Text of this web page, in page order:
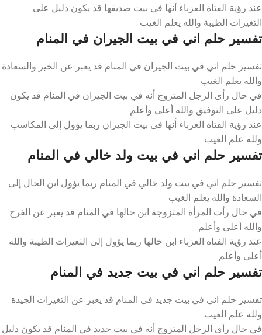
عند رؤية الفتاة العزباء أنها في بيت صديقها قد يكون دليل على
التغيرات الطيبة والله يعلم الغيب
تفسير حلم اني في بيت الجيران في المنام
تفسير حلم اني في بيت الجيران في المنام قد يعبر عن الخير والسعادة
والله يعلم الغيب
في حال رأى الرجل المتزوج أنه في بيت الجيران في المنام قد يكون
دليل على التوفيق والله أعلى وأعلم
عند رؤية الفتاة العزباء أنها في بيت الجيران ربما يؤول إلى المكاسب
ولله علم الغيب
تفسير حلم اني في بيت ولد خالي في المنام
تفسير حلم اني في بيت ولد خالي في المنام ربما يؤول ابن الخال إلى
السعادة والله يعلم الغيب
في حال رأت المرأة المتزوجة ابن خالها في المنام قد يعبر عن الفرج
والله أعلى وأعلم
عند رؤية الفتاة العزباء ابن خالها ربما يؤول إلى التغيرات الطيبة والله
أعلى وأعلم
تفسير حلم اني في بيت جديد في المنام
تفسير حلم اني في بيت جديد في المنام قد يعبر عن التغيرات الجيدة
ولله علم الغيب
في حال رأى الرجل المتزوج أنه في بيت جديد في المنام قد يكون دليل